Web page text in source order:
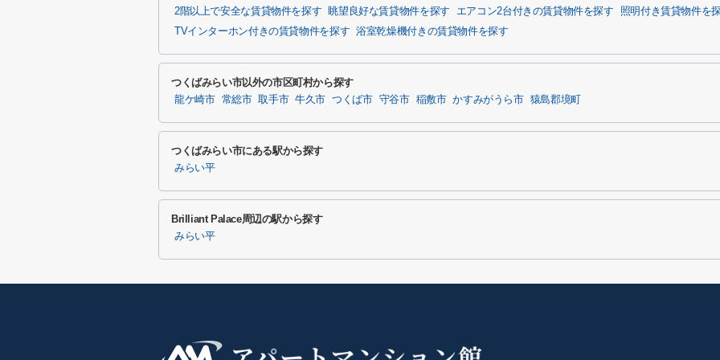
2階以上で安全な賃貸物件を探す 眺望良好な賃貸物件を探す エアコン2台付きの賃貸物件を探す
照明付き賃貸物件を
TVインターホン付きの賃貸物件を探す 浴室乾燥機付きの賃貸物件を探す
つくばみらい市以外の市区町村から探す
龍ケ崎市 常総市 取手市 牛久市 つくば市 守谷市 稲敷市 かすみがうら市 猿島郡境町
つくばみらい市にある駅から探す
みらい平
Brilliant Palace周辺の駅から探す
みらい平